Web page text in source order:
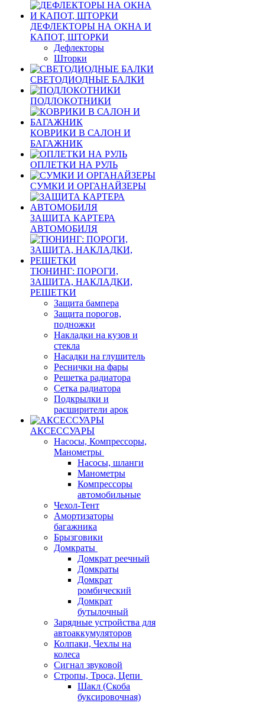
ДЕФЛЕКТОРЫ НА ОКНА И
КАПОТ, ШТОРКИ
Дефлекторы
Шторки
СВЕТОДИОДНЫЕ БАЛКИ
ПОДЛОКОТНИКИ
КОВРИКИ В САЛОН И
БАГАЖНИК
ОПЛЕТКИ НА РУЛЬ
СУМКИ И ОРГАНАЙЗЕРЫ
ЗАЩИТА КАРТЕРА
АВТОМОБИЛЯ
ТЮНИНГ: ПОРОГИ,
ЗАЩИТА, НАКЛАДКИ,
РЕШЕТКИ
Защита бампера
Защита порогов,
подножки
Накладки на кузов и
стекла
Насадки на глушитель
Реснички на фары
Решетка радиатора
Сетка радиатора
Подкрылки и
расширители арок
АКСЕССУАРЫ
Насосы, Компрессоры,
Манометры
Насосы, шланги
Манометры
Компрессоры
автомобильные
Чехол-Тент
Амортизаторы
багажника
Брызговики
Домкраты
Домкрат реечный
Домкраты
Домкрат
ромбический
Домкрат
бутылочный
Зарядные устройства для
автоаккумуляторов
Колпаки, Чехлы на
колеса
Сигнал звуковой
Стропы, Троса, Цепи
Шакл (Скоба
буксировочная)